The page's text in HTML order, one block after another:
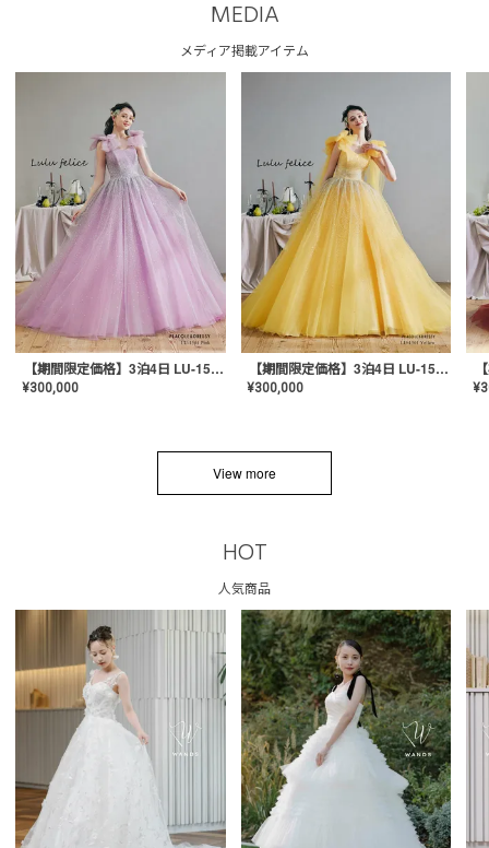
MEDIA
メディア掲載アイテム
【期間限定価格】3泊4日 LU-1501(Pink)
¥300,000
【期間限定価格】3泊4日 LU-1501(Yellow)
¥300,000 ¥
View more
HOT
人気商品